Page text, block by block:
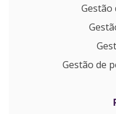
Gestão
Gestão de